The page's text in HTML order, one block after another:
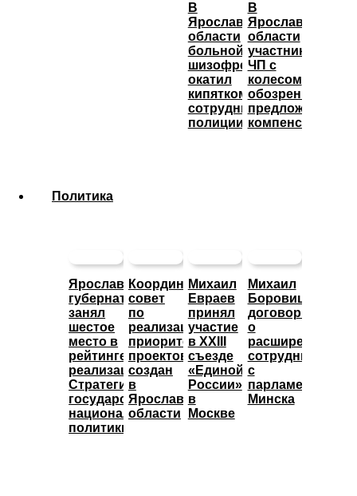
В
Ярославской
области
больной
шизофренией
окатил
кипятком
сотрудника
полиции
В
Ярославской
области
участникам
ЧП с
колесом
обозрения
предложили
компенсацию
Политика
Ярославский
губернатор
занял
шестое
место в
рейтинге
реализации
Стратегии
государственной
национальной
политики
Координационный
совет
по
реализации
приоритетных
проектов
создан
в
Ярославской
области
Михаил
Евраев
принял
участие
в XXIII
съезде
«Единой
России»
в
Москве
Михаил
Боровицкий
договорился
о
расширении
сотрудничества
с
парламентом
Минска